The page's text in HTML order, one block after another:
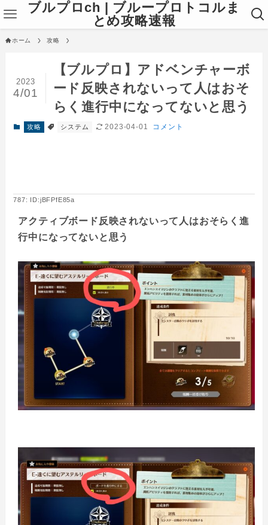
ブルプロch | ブループロトコルま
とめ攻略速報
ホーム 攻略
【ブルプロ】アドベンチャーボ
ード反映されないって人はおそ
らく進行中になってないと思う
2023
4/01
攻略 システム 2023-04-01 コメント
787: ID:jBFPfE85a
アクティブボード反映されないって人はおそらく進
行中になってないと思う